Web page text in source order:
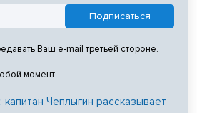
Ваш e-mail третьей стороне.
момент
капитан Чеплыгин рассказывает